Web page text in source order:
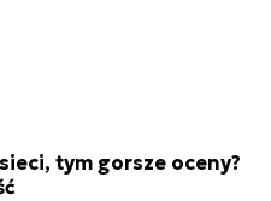
tym gorsze oceny?